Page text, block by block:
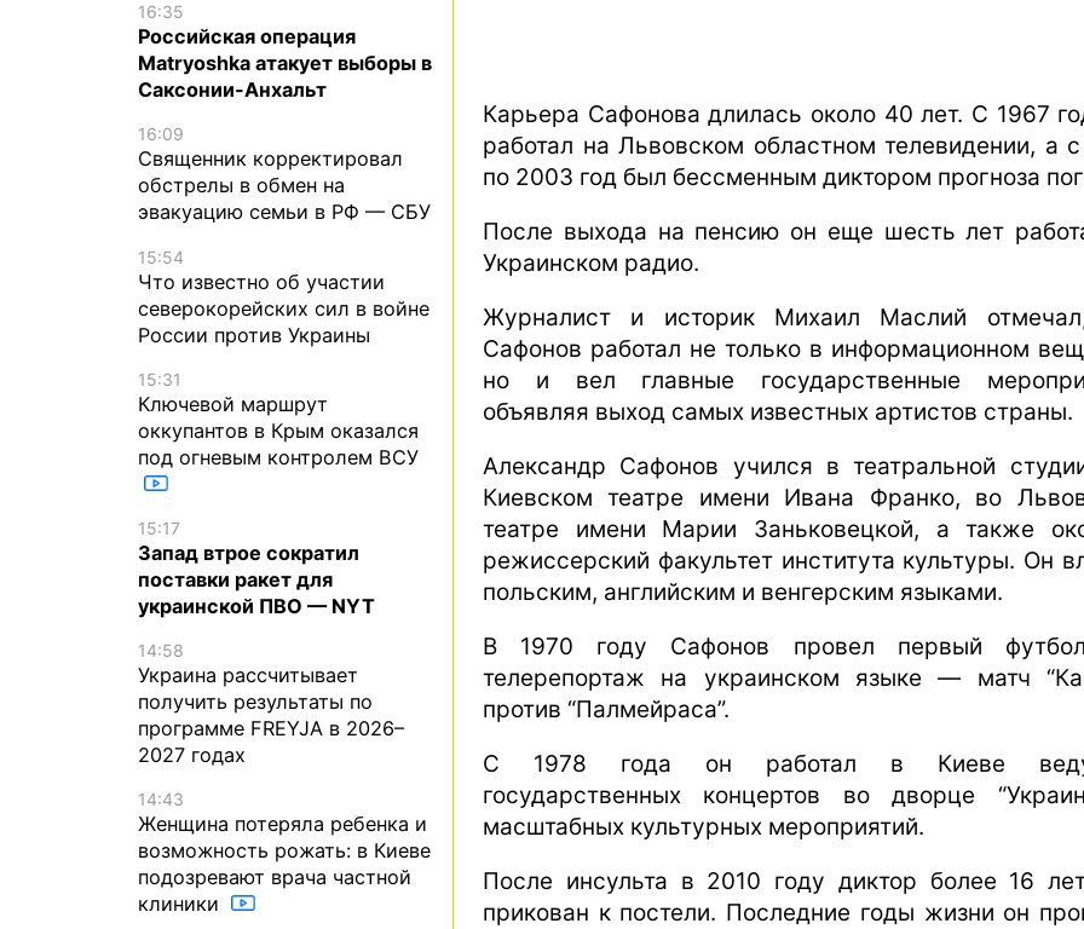
Карьера Сафонова длилась около 40 лет. С 1967
работал на Львовском областном телевидении, а
по 2003 год был бессменным диктором прогноза
После выхода на пенсию он еще шесть лет
Украинском радио.
Журналист и историк Михаил Маслий
Сафонов работал не только в информационном
но и вел главные государственные
объявляя выход самых известных артистов страны.
Александр Сафонов учился в театральной
Киевском театре имени Ивана Франко, во
театре имени Марии Заньковецкой, а также
режиссерский факультет института культуры. Он
польским, английским и венгерским языками.
В 1970 году Сафонов провел первый
телерепортаж на украинском языке — матч
против “Палмейраса”.
С 1978 года он работал в Киеве
государственных концертов во дворце
масштабных культурных мероприятий.
После инсульта в 2010 году диктор более 16
прикован к постели. Последние годы жизни он
16:35
Российская операция
Matryoshka атакует выборы в
Саксонии-Анхальт
16:09
Священник корректировал
обстрелы в обмен на
эвакуацию семьи в РФ — СБУ
15:54
Что известно об участии
северокорейских сил в войне
России против Украины
15:31
Ключевой маршрут
оккупантов в Крым оказался
под огневым контролем ВСУ
15:17
Запад втрое сократил
поставки ракет для
украинской ПВО — NYT
14:58
Украина рассчитывает
получить результаты по
программе FREYJA в 2026–
2027 годах
14:43
Женщина потеряла ребенка и
возможность рожать: в Киеве
подозревают врача частной
клиники